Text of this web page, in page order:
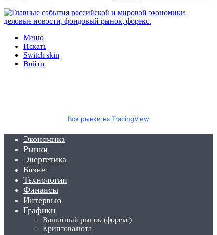
Меню
Искать
Switch skin
Войти
Все рынки на TradingView
Экономика
Рынки
Энергетика
Бизнес
Технологии
Финансы
Интервью
Графики
Валютный рынок (форекс)
Криптовалюта